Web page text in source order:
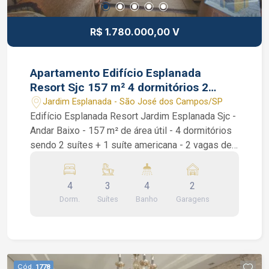
R$ 1.780.000,00 V
Apartamento Edifício Esplanada
Resort Sjc 157 m² 4 dormitórios 2
vagas garagem
Jardim Esplanada - São José dos Campos/SP
Edifício Esplanada Resort Jardim Esplanada Sjc -
Andar Baixo - 157 m² de área útil - 4 dormitórios
sendo 2 suítes + 1 suíte americana - 2 vagas de
Apartamento Edifício Esplanada Resort Sjc. São 4
dormitórios, todos os quartos com armários
planejados, andar baixo, sol da manhã, piso
Condomínio Clube Resort com portaria 24 horas,
4
Dorm.
3
Suítes
4
Banho
2
Garagens
Cód. 1778